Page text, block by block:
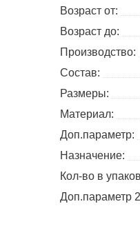
Возраст от:
Возраст до:
Производство:
Состав:
Размеры:
Материал:
Доп.параметр:
Назначение:
Кол-во в
Доп.параметр